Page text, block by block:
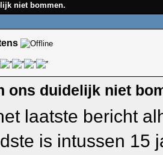
niet bommen.
ons duidelijk niet
laatste bericht
is intussen 15